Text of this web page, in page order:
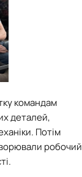
командам
деталей,
Потім
робочий